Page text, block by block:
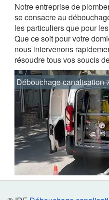
Notre entreprise de
se consacre au
les particuliers que pour
Que ce soit pour votre
nous intervenons
résoudre tous vos soucis
Débouchage canalisation